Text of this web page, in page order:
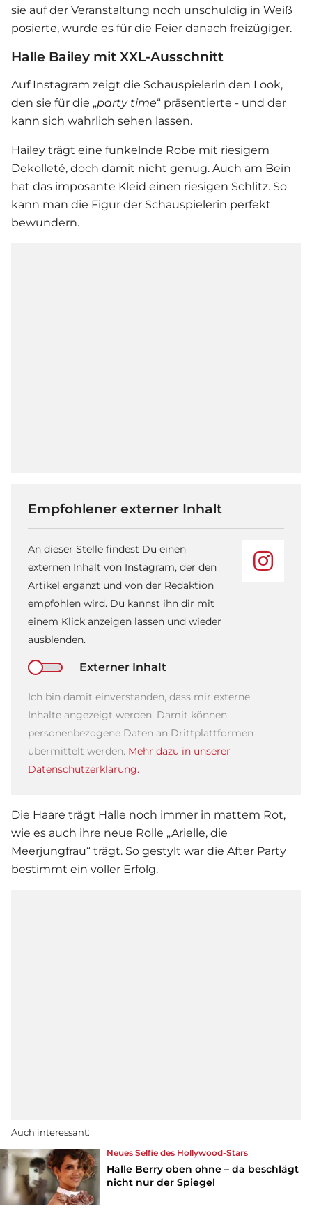
sie auf der Veranstaltung noch unschuldig in Weiß
posierte, wurde es für die Feier danach freizügiger.
Halle Bailey mit XXL-Ausschnitt
Auf Instagram zeigt die Schauspielerin den Look,
den sie für die „party time“ präsentierte - und der
kann sich wahrlich sehen lassen.
Hailey trägt eine funkelnde Robe mit riesigem
Dekolleté, doch damit nicht genug. Auch am Bein
hat das imposante Kleid einen riesigen Schlitz. So
kann man die Figur der Schauspielerin perfekt
bewundern.
Empfohlener externer Inhalt
An dieser Stelle findest Du einen
externen Inhalt von Instagram, der den
Artikel ergänzt und von der Redaktion
empfohlen wird. Du kannst ihn dir mit
einem Klick anzeigen lassen und wieder
ausblenden.
Externer Inhalt
Ich bin damit einverstanden, dass mir externe
Inhalte angezeigt werden. Damit können
personenbezogene Daten an Drittplattformen
übermittelt werden. Mehr dazu in unserer
Datenschutzerklärung.
Die Haare trägt Halle noch immer in mattem Rot,
wie es auch ihre neue Rolle „Arielle, die
Meerjungfrau“ trägt. So gestylt war die After Party
bestimmt ein voller Erfolg.
Auch interessant:
Neues Selfie des Hollywood-Stars
Halle Berry oben ohne – da beschlägt
nicht nur der Spiegel